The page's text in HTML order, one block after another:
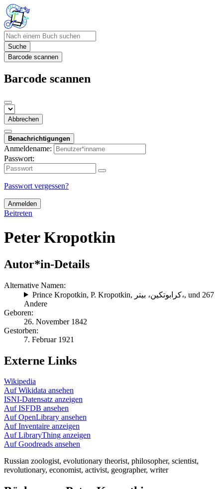
Suche
Barcode scannen
Barcode scannen
Abbrechen
Benachrichtigungen
Anmeldename:
Passwort:
Passwort vergessen?
Anmelden
Beitreten
Peter Kropotkin
Autor*in-Details
Alternative Namen:
Prince Kropotkin, P. Kropotkin, كرابوتكين، بيتر،, und 267
Andere
Geboren:
26. November 1842
Gestorben:
7. Februar 1921
Externe Links
Wikipedia
Auf Wikidata ansehen
ISNI-Datensatz anzeigen
Auf ISFDB ansehen
Auf OpenLibrary ansehen
Auf Inventaire anzeigen
Auf LibraryThing anzeigen
Auf Goodreads ansehen
Russian zoologist, evolutionary theorist, philosopher, scientist,
revolutionary, economist, activist, geographer, writer